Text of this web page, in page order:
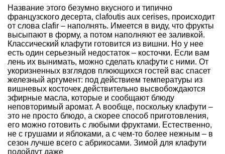
Название этого безумно вкусного и типично
французского десерта, clafoutis aux cerises, происходит
от слова clafir – наполнять. Имеется в виду, что фрукты
высыпают в форму, а потом наполняют ее заливкой.
Классический клафути готовится из вишни. Но у нее
есть один серьезный недостаток – косточки. Если вам
лень их вынимать, можно сделать клафути с ними. От
укоризненных взглядов плюющихся гостей вас спасет
железный аргумент: под действием температуры из
вишневых косточек действительно высвобождаются
эфирные масла, которые и сообщают блюду
неповторимый аромат. А вообще, поскольку клафути –
это не просто блюдо, а скорее способ приготовления,
его можно готовить с любыми фруктами. Естественно,
не с грушами и яблоками, а с чем-то более нежным – в
сезон лучше всего с абрикосами. Зимой для клафути
подойдут даже